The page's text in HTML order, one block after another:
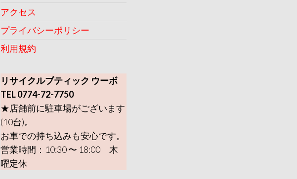
アクセス
プライバシーポリシー
利用規約
リサイクルブティック ウーボ
TEL 0774-72-7750
★店舗前に駐車場がございます
(10台)。
お車での持ち込みも安心です。
営業時間：10:30 〜 18:00 木
曜定休